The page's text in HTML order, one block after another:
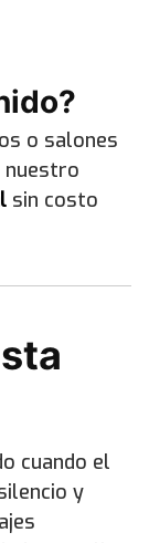
o salones
nuestro
sin costo
cuando el
y